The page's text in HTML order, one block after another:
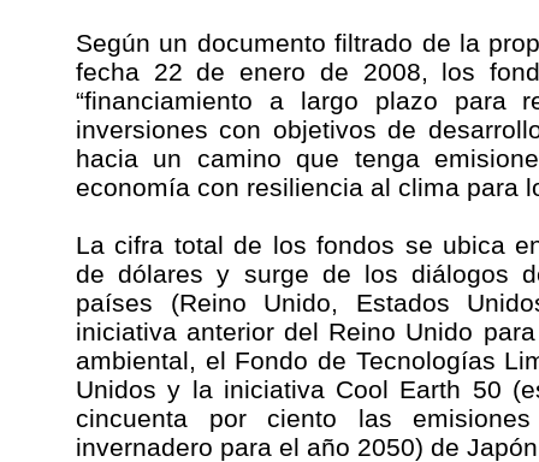
Según un documento filtrado de la
fecha 22 de enero de 2008, los
“financiamiento a largo plazo para
inversiones con objetivos de
hacia un camino que tenga
economía con resiliencia al clima para
La cifra total de los fondos se ubica
de dólares y surge de los diálogos
países (Reino Unido, Estados
iniciativa anterior del Reino Unido
ambiental, el Fondo de Tecnologías
Unidos y la iniciativa Cool Earth 50
cincuenta por ciento las
invernadero para el año 2050) de